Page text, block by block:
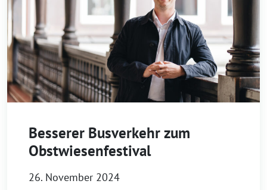
Besserer Busverkehr zum
Obstwiesenfestival
26. November 2024